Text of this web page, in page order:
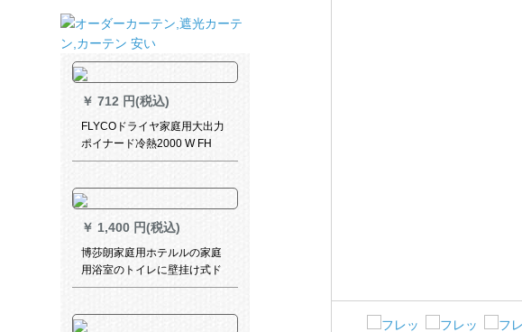
￥ 712 円(税込)
FLYCOドライヤ家庭用大出力
ポイナード冷熱2000 W FH
6618標準装備+エアマークス
￥ 1,400 円(税込)
博莎朗家庭用ホテルルの家庭
用浴室のトイレに壁挂け式ド
ライヤのドライヤ浴室壁挂け